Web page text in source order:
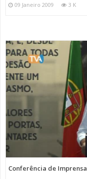
09 Janeiro 2009 3 K
Conferência de Imprensa